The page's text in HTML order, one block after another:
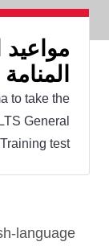
مواعيد
المنامة
to take the
General
Training test.
language